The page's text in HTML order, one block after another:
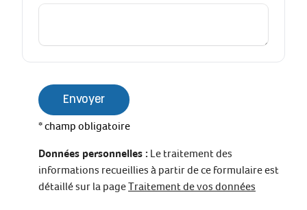
Envoyer
* champ obligatoire
Données personnelles : Le traitement des
informations recueillies à partir de ce formulaire est
détaillé sur la pageTraitement de vos données